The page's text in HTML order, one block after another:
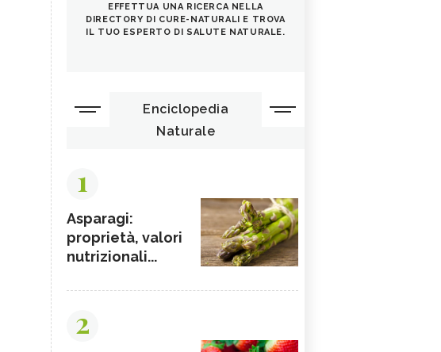
EFFETTUA UNA RICERCA NELLA
DIRECTORY DI CURE-NATURALI E TROVA
IL TUO ESPERTO DI SALUTE NATURALE.
Enciclopedia
Naturale
1
Asparagi:
proprietà, valori
nutrizionali...
2